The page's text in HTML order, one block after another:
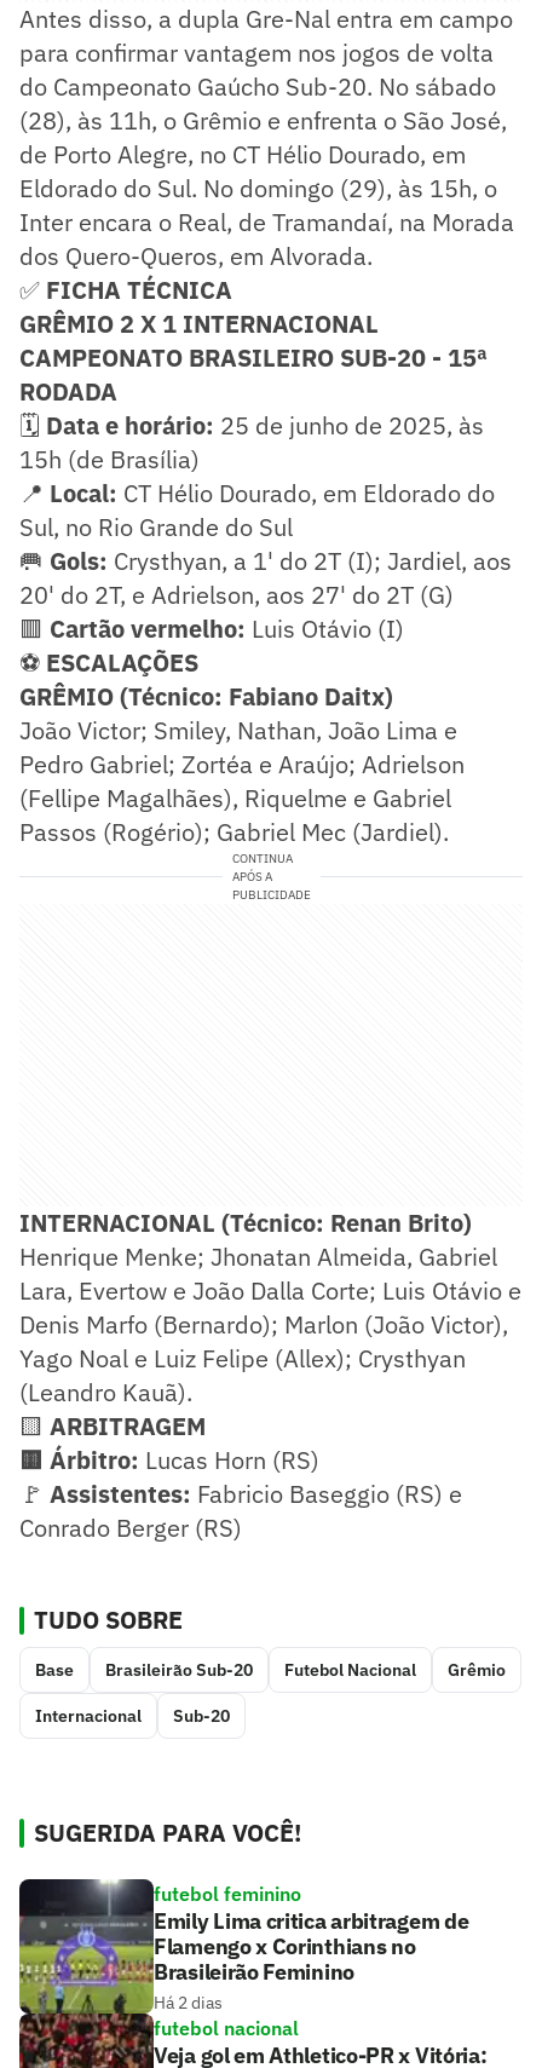
Antes disso, a dupla Gre-Nal entra em campo
para confirmar vantagem nos jogos de volta
do Campeonato Gaúcho Sub-20. No sábado
(28), às 11h, o Grêmio e enfrenta o São José,
de Porto Alegre, no CT Hélio Dourado, em
Eldorado do Sul. No domingo (29), às 15h, o
Inter encara o Real, de Tramandaí, na Morada
dos Quero-Queros, em Alvorada.
✅ FICHA TÉCNICA
GRÊMIO 2 X 1 INTERNACIONAL
CAMPEONATO BRASILEIRO SUB-20 - 15ª
RODADA
🗓️ Data e horário: 25 de junho de 2025, às
15h (de Brasília)
📍 Local: CT Hélio Dourado, em Eldorado do
Sul, no Rio Grande do Sul
🥅 Gols: Crysthyan, a 1' do 2T (I); Jardiel, aos
20' do 2T, e Adrielson, aos 27' do 2T (G)
🟥 Cartão vermelho: Luis Otávio (I)
⚽ ESCALAÇÕES
GRÊMIO (Técnico: Fabiano Daitx)
João Victor; Smiley, Nathan, João Lima e
Pedro Gabriel; Zortéa e Araújo; Adrielson
(Fellipe Magalhães), Riquelme e Gabriel
Passos (Rogério); Gabriel Mec (Jardiel).
CONTINUA
APÓS A
PUBLICIDADE
INTERNACIONAL (Técnico: Renan Brito)
Henrique Menke; Jhonatan Almeida, Gabriel
Lara, Evertow e João Dalla Corte; Luis Otávio e
Denis Marfo (Bernardo); Marlon (João Victor),
Yago Noal e Luiz Felipe (Allex); Crysthyan
(Leandro Kauã).
🟨 ARBITRAGEM
🟨 Árbitro: Lucas Horn (RS)
🚩 Assistentes: Fabricio Baseggio (RS) e
Conrado Berger (RS)
TUDO SOBRE
Base Brasileirão Sub-20 Futebol Nacional Grêmio
Internacional Sub-20
SUGERIDA PARA VOCÊ!
futebol feminino
Emily Lima critica arbitragem de
Flamengo x Corinthians no
Brasileirão Feminino
Há 2 dias
futebol nacional
Veja gol em Athletico-PR x Vitória: